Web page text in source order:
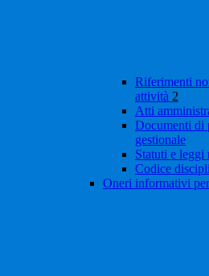
Riferimenti
attività 2
Atti
Documenti di
gestionale
Statuti e leggi
Codice
Oneri informativi